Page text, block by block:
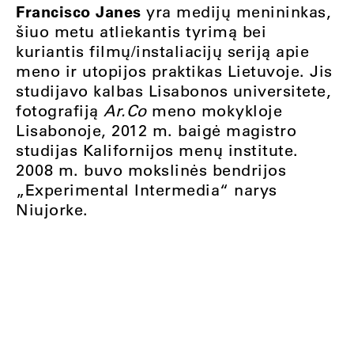
Francisco Janes yra medijų menininkas,
šiuo metu atliekantis tyrimą bei
kuriantis filmų/instaliacijų seriją apie
meno ir utopijos praktikas Lietuvoje. Jis
studijavo kalbas Lisabonos universitete,
fotografiją Ar.Comeno mokykloje
Lisabonoje, 2012 m. baigė magistro
studijas Kalifornijos menų institute.
2008 m. buvo mokslinės bendrijos
„Experimental Intermedia“ narys
Niujorke.